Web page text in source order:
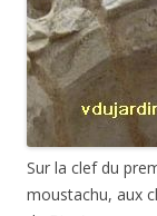
Sur la clef du
moustachu, aux